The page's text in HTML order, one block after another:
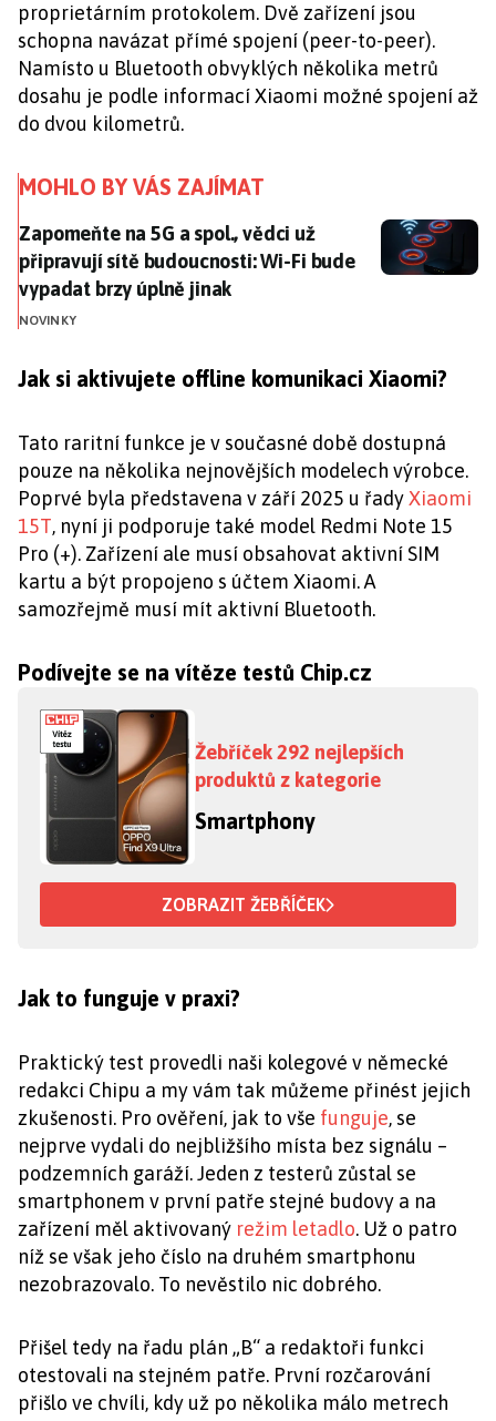
proprietárním protokolem. Dvě zařízení jsou
schopna navázat přímé spojení (peer-to-peer).
Namísto u Bluetooth obvyklých několika metrů
dosahu je podle informací Xiaomi možné spojení až
do dvou kilometrů.
MOHLO BY VÁS ZAJÍMAT
Zapomeňte na 5G a spol., vědci už připravují sítě
Zapomeňte na 5G a spol., vědci už
připravují sítě budoucnosti: Wi-Fi bude
vypadat brzy úplně jinak
NOVINKY
Jak si aktivujete offline komunikaci Xiaomi?
Tato raritní funkce je v současné době dostupná
pouze na několika nejnovějších modelech výrobce.
Poprvé byla představena v září 2025 u řadyXiaomi
15T, nyní ji podporuje také model Redmi Note 15
Pro (+). Zařízení ale musí obsahovat aktivní SIM
kartu a být propojeno s účtem Xiaomi. A
samozřejmě musí mít aktivní Bluetooth.
Podívejte se na vítěze testů Chip.cz
Žebříček 292 nejlepších
produktů z kategorie
Smartphony
ZOBRAZIT ŽEBŘÍČEK
Jak to funguje v praxi?
Praktický test provedli naši kolegové v německé
redakci Chipu a my vám tak můžeme přinést jejich
zkušenosti. Pro ověření, jak to vše funguje, se
nejprve vydali do nejbližšího místa bez signálu –
podzemních garáží. Jeden z testerů zůstal se
smartphonem v první patře stejné budovy a na
zařízení měl aktivovaný režim letadlo. Už o patro
níž se však jeho číslo na druhém smartphonu
nezobrazovalo. To nevěstilo nic dobrého.
Přišel tedy na řadu plán „B“ a redaktoři funkci
otestovali na stejném patře. První rozčarování
přišlo ve chvíli, kdy už po několika málo metrech